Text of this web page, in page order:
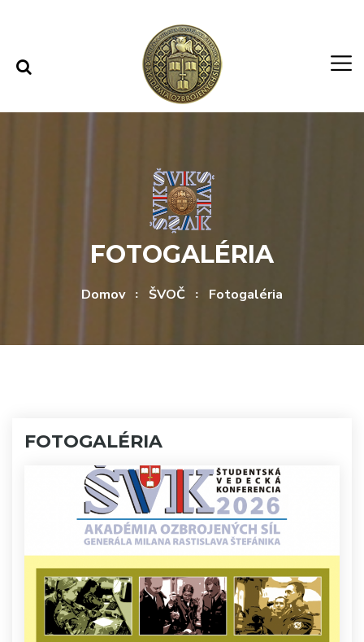
FOTOGALÉRIA
Domov ŠVOČ Fotogaléria
FOTOGALÉRIA